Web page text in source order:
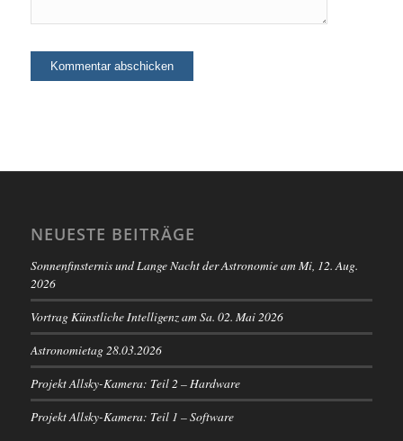
NEUESTE BEITRÄGE
Sonnenfinsternis und Lange Nacht der Astronomie am Mi, 12. Aug.
2026
Vortrag Künstliche Intelligenz am Sa. 02. Mai 2026
Astronomietag 28.03.2026
Projekt Allsky-Kamera: Teil 2 – Hardware
Projekt Allsky-Kamera: Teil 1 – Software